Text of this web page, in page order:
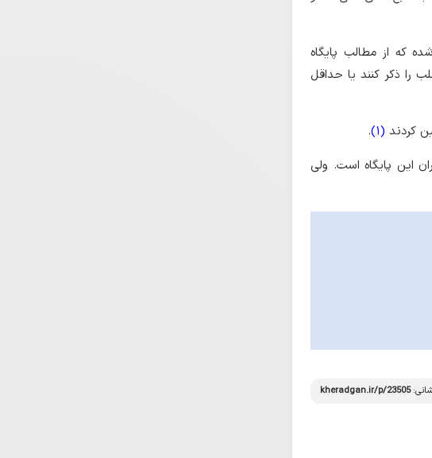
که از مطالب پایگاه
را ذکر کنند یا حداقل
کردند (1)
.
این پایگاه است. ولی
kheradgan.ir/p/23505